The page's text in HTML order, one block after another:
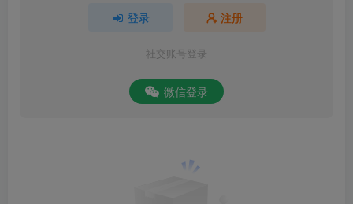
登录 注册
社交账号登录
微信登录